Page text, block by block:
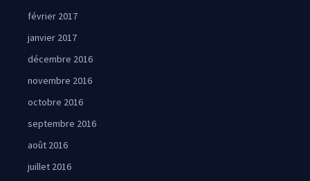
février 2017
janvier 2017
décembre 2016
novembre 2016
octobre 2016
septembre 2016
août 2016
juillet 2016